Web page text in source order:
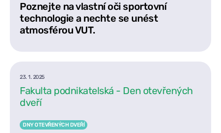
Poznejte na vlastní oči sportovní
technologie a nechte se unést
atmosférou VUT.
23. 1. 2025
Fakulta podnikatelská - Den otevřených
dveří
DNY OTEVŘENÝCH DVEŘÍ